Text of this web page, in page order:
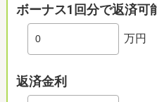
ボーナス1回分で返済可
万円
返済金利